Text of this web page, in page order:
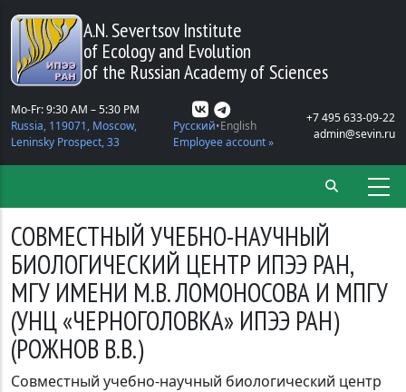
Skip to main content
A.N. Severtsov Institute
of Ecology and Evolution
of the Russian Academy of Sciences
Mo-Fr: 9:30 AM – 5:30 PM
Russia, 119071, Moscow,
Leninsky Prospect, 33
Русский English
Employee account »
+7 495 633-09-22
admin@sevin.ru
СОВМЕСТНЫЙ УЧЕБНО-НАУЧНЫЙ
БИОЛОГИЧЕСКИЙ ЦЕНТР ИПЭЭ РАН,
МГУ ИМЕНИ М.В. ЛОМОНОСОВА И МПГУ
(УНЦ «ЧЕРНОГОЛОВКА» ИПЭЭ РАН)
(РОЖНОВ В.В.)
Совместный учебно-научный биологический центр